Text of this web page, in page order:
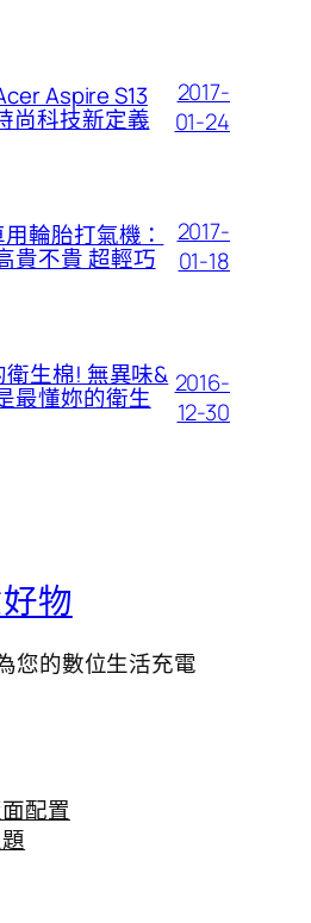
Aspire S13
尚科技新定義
2017-
01-24
輪胎打氣機：
貴不貴 超輕巧
2017-
01-18
生棉! 無異味&
最懂妳的衛生
2016-
12-30
物
您的數位生活充電
配置